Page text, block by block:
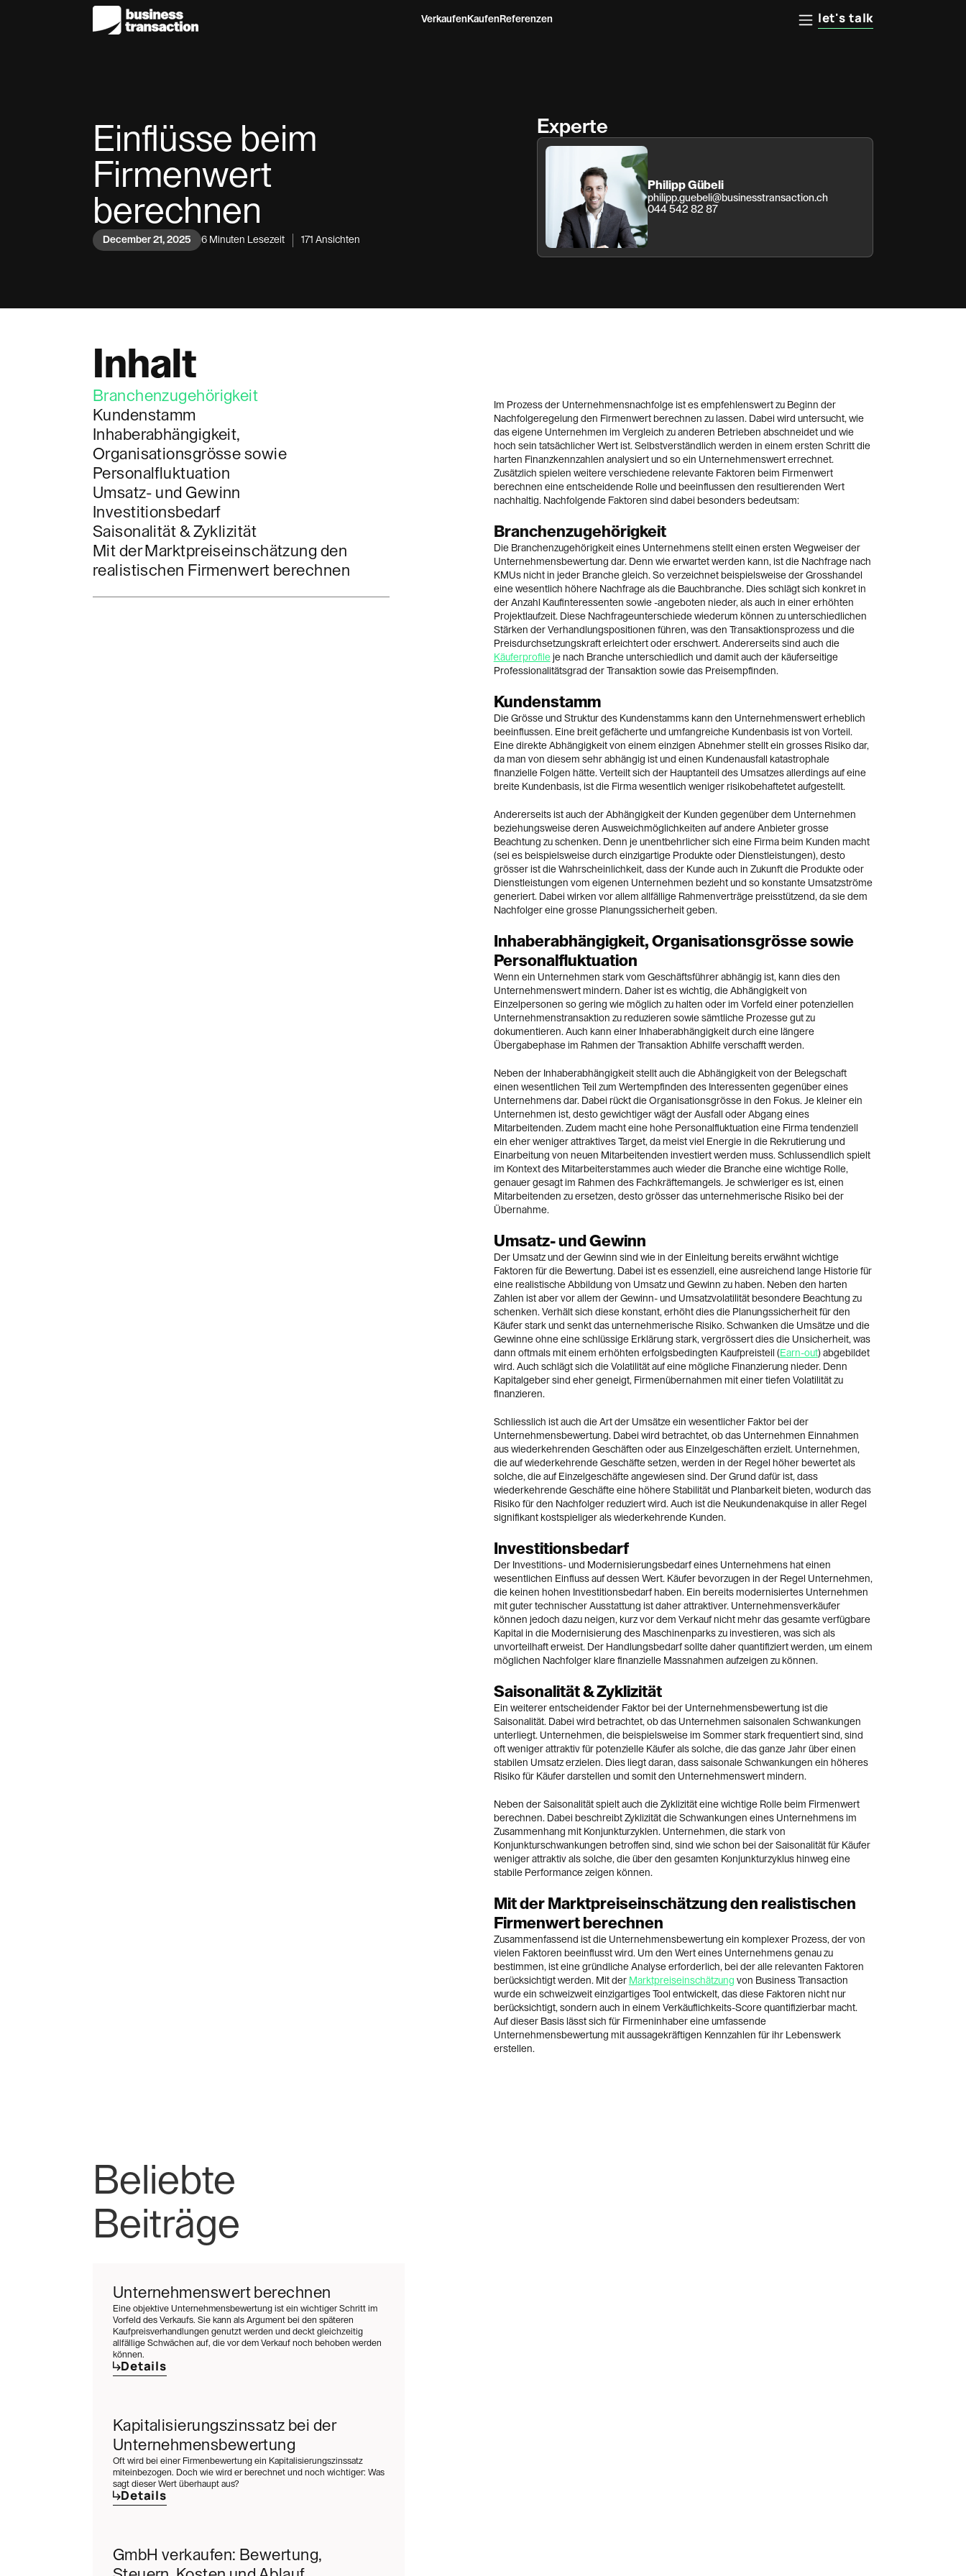
VerkaufenKaufenReferenzen let's talk
Einflüsse beim
Firmenwert
berechnen
December 21, 2025 6 Minuten Lesezeit 171 Ansichten
Experte
Philipp Gübeli
philipp.guebeli@businesstransaction.ch
044 542 82 87
Inhalt
Branchenzugehörigkeit
Kundenstamm
Inhaberabhängigkeit,
Organisationsgrösse sowie
Personalfluktuation
Umsatz- und Gewinn
Investitionsbedarf
Saisonalität & Zyklizität
Mit der Marktpreiseinschätzung den
realistischen Firmenwert berechnen
Im Prozess der Unternehmensnachfolge ist es empfehlenswert zu Beginn der
Nachfolgeregelung den Firmenwert berechnen zu lassen. Dabei wird untersucht, wie
das eigene Unternehmen im Vergleich zu anderen Betrieben abschneidet und wie
hoch sein tatsächlicher Wert ist. Selbstverständlich werden in einem ersten Schritt die
harten Finanzkennzahlen analysiert und so ein Unternehmenswert errechnet.
Zusätzlich spielen weitere verschiedene relevante Faktoren beim Firmenwert
berechnen eine entscheidende Rolle und beeinflussen den resultierenden Wert
nachhaltig. Nachfolgende Faktoren sind dabei besonders bedeutsam:
Branchenzugehörigkeit
Die Branchenzugehörigkeit eines Unternehmens stellt einen ersten Wegweiser der
Unternehmensbewertung dar. Denn wie erwartet werden kann, ist die Nachfrage nach
KMUs nicht in jeder Branche gleich. So verzeichnet beispielsweise der Grosshandel
eine wesentlich höhere Nachfrage als die Bauchbranche. Dies schlägt sich konkret in
der Anzahl Kaufinteressenten sowie -angeboten nieder, als auch in einer erhöhten
Projektlaufzeit. Diese Nachfrageunterschiede wiederum können zu unterschiedlichen
Stärken der Verhandlungspositionen führen, was den Transaktionsprozess und die
Preisdurchsetzungskraft erleichtert oder erschwert. Andererseits sind auch die
Käuferprofileje nach Branche unterschiedlich und damit auch der käuferseitige
Professionalitätsgrad der Transaktion sowie das Preisempfinden.
Kundenstamm
Die Grösse und Struktur des Kundenstamms kann den Unternehmenswert erheblich
beeinflussen. Eine breit gefächerte und umfangreiche Kundenbasis ist von Vorteil.
Eine direkte Abhängigkeit von einem einzigen Abnehmer stellt ein grosses Risiko dar,
da man von diesem sehr abhängig ist und einen Kundenausfall katastrophale
finanzielle Folgen hätte. Verteilt sich der Hauptanteil des Umsatzes allerdings auf eine
breite Kundenbasis, ist die Firma wesentlich weniger risikobehaftetet aufgestellt.
Andererseits ist auch der Abhängigkeit der Kunden gegenüber dem Unternehmen
beziehungsweise deren Ausweichmöglichkeiten auf andere Anbieter grosse
Beachtung zu schenken. Denn je unentbehrlicher sich eine Firma beim Kunden macht
(sei es beispielsweise durch einzigartige Produkte oder Dienstleistungen), desto
grösser ist die Wahrscheinlichkeit, dass der Kunde auch in Zukunft die Produkte oder
Dienstleistungen vom eigenen Unternehmen bezieht und so konstante Umsatzströme
generiert. Dabei wirken vor allem allfällige Rahmenverträge preisstützend, da sie dem
Nachfolger eine grosse Planungssicherheit geben.
Inhaberabhängigkeit, Organisationsgrösse sowie
Personalfluktuation
Wenn ein Unternehmen stark vom Geschäftsführer abhängig ist, kann dies den
Unternehmenswert mindern. Daher ist es wichtig, die Abhängigkeit von
Einzelpersonen so gering wie möglich zu halten oder im Vorfeld einer potenziellen
Unternehmenstransaktion zu reduzieren sowie sämtliche Prozesse gut zu
dokumentieren. Auch kann einer Inhaberabhängigkeit durch eine längere
Übergabephase im Rahmen der Transaktion Abhilfe verschafft werden.
Neben der Inhaberabhängigkeit stellt auch die Abhängigkeit von der Belegschaft
einen wesentlichen Teil zum Wertempfinden des Interessenten gegenüber eines
Unternehmens dar. Dabei rückt die Organisationsgrösse in den Fokus. Je kleiner ein
Unternehmen ist, desto gewichtiger wägt der Ausfall oder Abgang eines
Mitarbeitenden. Zudem macht eine hohe Personalfluktuation eine Firma tendenziell
ein eher weniger attraktives Target, da meist viel Energie in die Rekrutierung und
Einarbeitung von neuen Mitarbeitenden investiert werden muss. Schlussendlich spielt
im Kontext des Mitarbeiterstammes auch wieder die Branche eine wichtige Rolle,
genauer gesagt im Rahmen des Fachkräftemangels. Je schwieriger es ist, einen
Mitarbeitenden zu ersetzen, desto grösser das unternehmerische Risiko bei der
Übernahme.
Umsatz- und Gewinn
Der Umsatz und der Gewinn sind wie in der Einleitung bereits erwähnt wichtige
Faktoren für die Bewertung. Dabei ist es essenziell, eine ausreichend lange Historie für
eine realistische Abbildung von Umsatz und Gewinn zu haben. Neben den harten
Zahlen ist aber vor allem der Gewinn- und Umsatzvolatilität besondere Beachtung zu
schenken. Verhält sich diese konstant, erhöht dies die Planungssicherheit für den
Käufer stark und senkt das unternehmerische Risiko. Schwanken die Umsätze und die
Gewinne ohne eine schlüssige Erklärung stark, vergrössert dies die Unsicherheit, was
dann oftmals mit einem erhöhten erfolgsbedingten Kaufpreisteil ( Earn-out) abgebildet
wird. Auch schlägt sich die Volatilität auf eine mögliche Finanzierung nieder. Denn
Kapitalgeber sind eher geneigt, Firmenübernahmen mit einer tiefen Volatilität zu
finanzieren.
Schliesslich ist auch die Art der Umsätze ein wesentlicher Faktor bei der
Unternehmensbewertung. Dabei wird betrachtet, ob das Unternehmen Einnahmen
aus wiederkehrenden Geschäften oder aus Einzelgeschäften erzielt. Unternehmen,
die auf wiederkehrende Geschäfte setzen, werden in der Regel höher bewertet als
solche, die auf Einzelgeschäfte angewiesen sind. Der Grund dafür ist, dass
wiederkehrende Geschäfte eine höhere Stabilität und Planbarkeit bieten, wodurch das
Risiko für den Nachfolger reduziert wird. Auch ist die Neukundenakquise in aller Regel
signifikant kostspieliger als wiederkehrende Kunden.
Investitionsbedarf
Der Investitions- und Modernisierungsbedarf eines Unternehmens hat einen
wesentlichen Einfluss auf dessen Wert. Käufer bevorzugen in der Regel Unternehmen,
die keinen hohen Investitionsbedarf haben. Ein bereits modernisiertes Unternehmen
mit guter technischer Ausstattung ist daher attraktiver. Unternehmensverkäufer
können jedoch dazu neigen, kurz vor dem Verkauf nicht mehr das gesamte verfügbare
Kapital in die Modernisierung des Maschinenparks zu investieren, was sich als
unvorteilhaft erweist. Der Handlungsbedarf sollte daher quantifiziert werden, um einem
möglichen Nachfolger klare finanzielle Massnahmen aufzeigen zu können.
Saisonalität & Zyklizität
Ein weiterer entscheidender Faktor bei der Unternehmensbewertung ist die
Saisonalität. Dabei wird betrachtet, ob das Unternehmen saisonalen Schwankungen
unterliegt. Unternehmen, die beispielsweise im Sommer stark frequentiert sind, sind
oft weniger attraktiv für potenzielle Käufer als solche, die das ganze Jahr über einen
stabilen Umsatz erzielen. Dies liegt daran, dass saisonale Schwankungen ein höheres
Risiko für Käufer darstellen und somit den Unternehmenswert mindern.
Neben der Saisonalität spielt auch die Zyklizität eine wichtige Rolle beim Firmenwert
berechnen. Dabei beschreibt Zyklizität die Schwankungen eines Unternehmens im
Zusammenhang mit Konjunkturzyklen. Unternehmen, die stark von
Konjunkturschwankungen betroffen sind, sind wie schon bei der Saisonalität für Käufer
weniger attraktiv als solche, die über den gesamten Konjunkturzyklus hinweg eine
stabile Performance zeigen können.
Mit der Marktpreiseinschätzung den realistischen
Firmenwert berechnen
Zusammenfassend ist die Unternehmensbewertung ein komplexer Prozess, der von
vielen Faktoren beeinflusst wird. Um den Wert eines Unternehmens genau zu
bestimmen, ist eine gründliche Analyse erforderlich, bei der alle relevanten Faktoren
berücksichtigt werden. Mit der Marktpreiseinschätzung von Business Transaction
wurde ein schweizweit einzigartiges Tool entwickelt, das diese Faktoren nicht nur
berücksichtigt, sondern auch in einem Verkäuflichkeits-Score quantifizierbar macht.
Auf dieser Basis lässt sich für Firmeninhaber eine umfassende
Unternehmensbewertung mit aussagekräftigen Kennzahlen für ihr Lebenswerk
erstellen.
Beliebte
Beiträge
Unternehmenswert berechnen
Eine objektive Unternehmensbewertung ist ein wichtiger Schritt im
Vorfeld des Verkaufs. Sie kann als Argument bei den späteren
Kaufpreisverhandlungen genutzt werden und deckt gleichzeitig
allfällige Schwächen auf, die vor dem Verkauf noch behoben werden
können.
Details
Kapitalisierungszinssatz bei der
Unternehmensbewertung
Oft wird bei einer Firmenbewertung ein Kapitalisierungszinssatz
miteinbezogen. Doch wie wird er berechnet und noch wichtiger: Was
sagt dieser Wert überhaupt aus?
Details
GmbH verkaufen: Bewertung,